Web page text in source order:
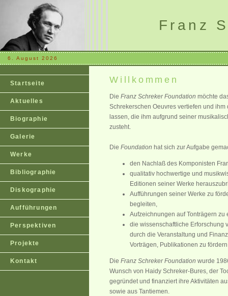
Franz
6. August 2026
Startseite
Aktuelles
Biographie
Galerie
Werke
Bibliographie
Diskographie
Aufführungen
Perspektiven
Projekte
Kontakt
Willkommen
Die Franz Schreker Foundation möchte
Schrekerschen Oeuvres vertiefen und
lassen, die ihm aufgrund seiner
zusteht.
Die Foundation hat sich zur Aufgabe
den Nachlaß des Komponisten
qualitativ hochwertige und
Editionen seiner Werke
Aufführungen seiner Werke zu
begleiten,
Aufzeichnungen auf Tonträgern zu
die wissenschaftliche Erforschung
durch die Veranstaltung und
Vorträgen, Publikationen zu
Die Franz Schreker Foundation wurde
Wunsch von Haidy Schreker-Bures, der
gegründet und finanziert ihre Aktivitäten
sowie aus Tantiemen.